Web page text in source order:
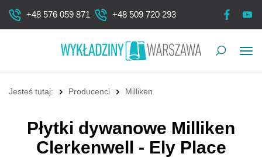
+48 576 059 871 +48 509 720 293
Jesteś tutaj: Producenci Milliken
Płytki dywanowe Milliken
Clerkenwell - Ely Place